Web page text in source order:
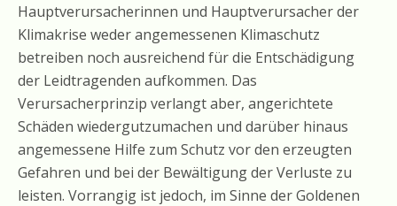
Hauptverursacherinnen und Hauptverursacher der
Klimakrise weder angemessenen Klimaschutz
betreiben noch ausreichend für die Entschädigung
der Leidtragenden aufkommen. Das
Verursacherprinzip verlangt aber, angerichtete
Schäden wiedergutzumachen und darüber hinaus
angemessene Hilfe zum Schutz vor den erzeugten
Gefahren und bei der Bewältigung der Verluste zu
leisten. Vorrangig ist jedoch, im Sinne der Goldenen